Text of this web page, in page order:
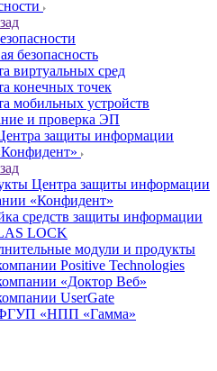
безопасность
виртуальных сред
конечных точек
мобильных устройств
и проверка ЭП
защиты информации
Центра защиты информации
«Конфидент»
средств защиты информации
LOCK
модули и продукты
Positive Technologies
«Доктор Веб»
UserGate
«НПП «Гамма»